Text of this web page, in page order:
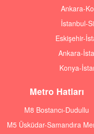
Ankara-
İstanbul-
Eskişehir-
Ankara-
Konya-
Metro Hatları
M8 Bostancı-Dudullu
M5 Üsküdar-Samandıra